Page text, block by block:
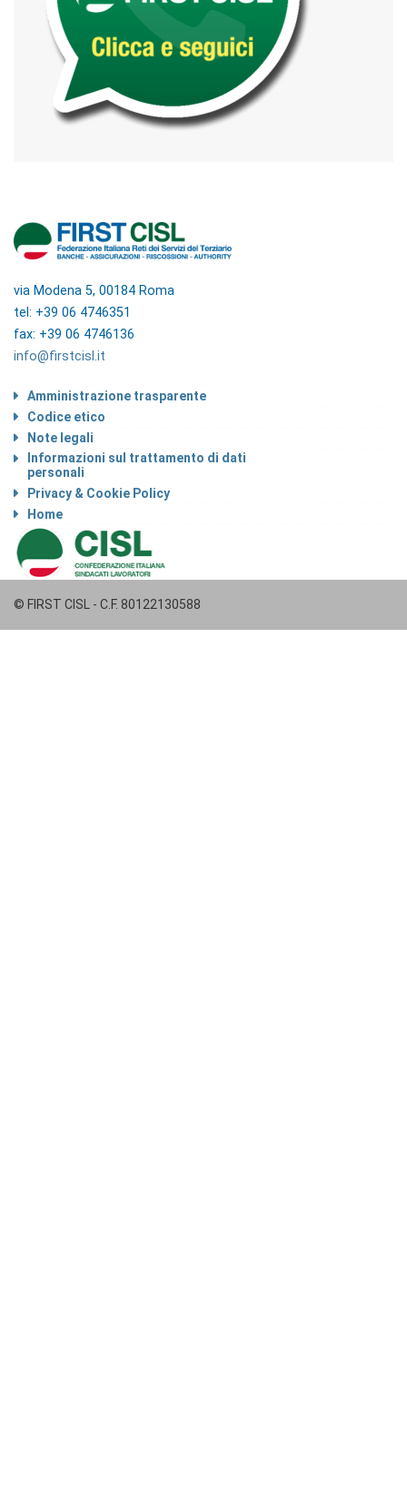
via Modena 5, 00184 Roma
tel: +39 06 4746351
fax: +39 06 4746136
info@firstcisl.it
Amministrazione trasparente
Codice etico
Note legali
Informazioni sul trattamento di dati
personali
Privacy & Cookie Policy
Home
© FIRST CISL - C.F. 80122130588